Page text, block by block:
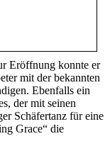
Eröffnung konnte er
mit der bekannten
Ebenfalls ein
der mit seinen
Schäfertanz für eine
Grace“ die